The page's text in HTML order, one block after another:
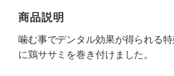
商品説明
噛む事でデンタル効果が得られる
に鶏ササミを巻き付けました。